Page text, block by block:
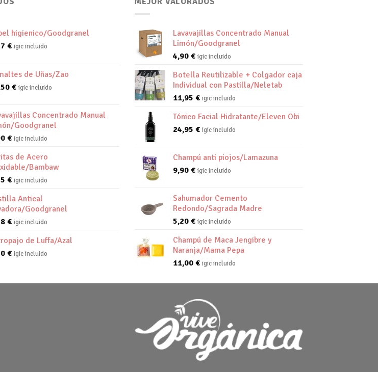
higienico/Goodgranel
€ igic incluido
de Uñas/Zao
€ igic incluido
Concentrado Manual
Goodgranel
€ igic incluido
de Acero
Bambaw
€ igic incluido
Antical
Goodgranel
€ igic incluido
de Luffa/Azal
€ igic incluido
Lavavajillas Concentrado Manual
Limón/Goodgranel
4,90 € igic incluido
Botella Reutilizable + Colgador caja
Individual con Pastilla/Neletab
11,95 € igic incluido
Tónico Facial Hidratante/Eleven Obi
24,95 € igic incluido
Champú anti piojos/Lamazuna
9,90 € igic incluido
Sahumador Cemento
Redondo/Sagrada Madre
5,20 € igic incluido
Champú de Maca Jengibre y
Naranja/Mama Pepa
11,00 € igic incluido